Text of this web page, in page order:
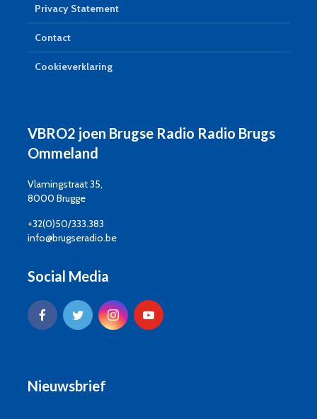
Privacy Statement
Contact
Cookieverklaring
VBRO2 joen Brugse Radio Radio Brugs
Ommeland
Vlamingstraat 35,
8000 Brugge
+32(0)50/333.383
info@brugseradio.be
Social Media
Nieuwsbrief